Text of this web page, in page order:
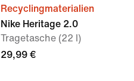
Recyclingmaterialien
Nike Heritage 2.0
Tragetasche (22 l)
29,99 €